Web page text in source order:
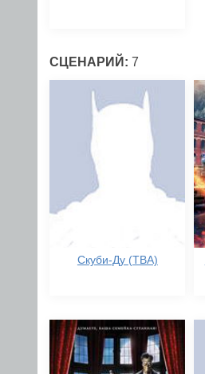
СЦЕНАРИЙ: 7
Скуби-Ду (TBA)